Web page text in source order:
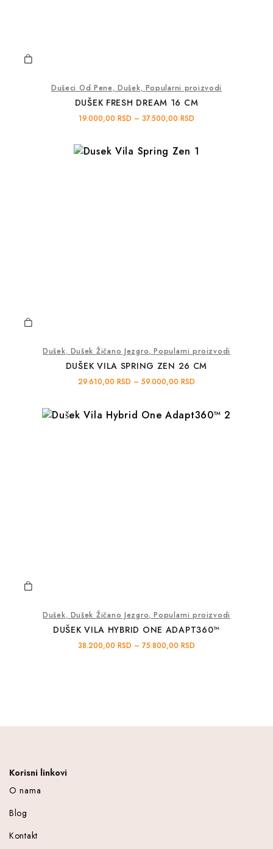
Dušeci Od Pene, Dušek, Popularni proizvodi
DUŠEK FRESH DREAM 16 CM
19.000,00 RSD – 37.500,00 RSD
Dušek, Dušek Žičano Jezgro,Popularni proizvodi
DUŠEK VILA SPRING ZEN 26 CM
29.610,00 RSD – 59.000,00 RSD
Dušek, Dušek Žičano Jezgro,Popularni proizvodi
DUŠEK VILA HYBRID ONE ADAPT360™
38.200,00 RSD – 75.800,00 RSD
Korisni linkovi
O nama
Blog
Kontakt